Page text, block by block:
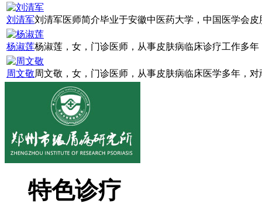
刘清军刘清军医师简介毕业于安徽中医药大学，中国医学会
杨淑莲杨淑莲，女，门诊医师，从事皮肤病临床诊疗工作多
周文敬周文敬，女，门诊医师，从事皮肤病临床医学多年，
特色诊疗